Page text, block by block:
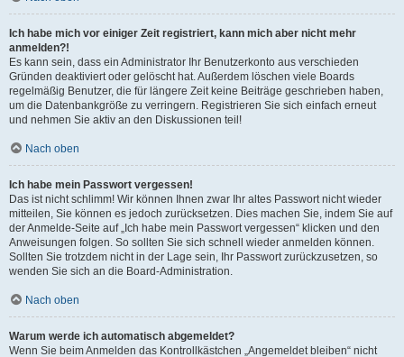
Ich habe mich vor einiger Zeit registriert, kann mich aber nicht mehr
anmelden?!
Es kann sein, dass ein Administrator Ihr Benutzerkonto aus verschieden
Gründen deaktiviert oder gelöscht hat. Außerdem löschen viele Boards
regelmäßig Benutzer, die für längere Zeit keine Beiträge geschrieben haben,
um die Datenbankgröße zu verringern. Registrieren Sie sich einfach erneut
und nehmen Sie aktiv an den Diskussionen teil!
Nach oben
Ich habe mein Passwort vergessen!
Das ist nicht schlimm! Wir können Ihnen zwar Ihr altes Passwort nicht wieder
mitteilen, Sie können es jedoch zurücksetzen. Dies machen Sie, indem Sie auf
der Anmelde-Seite auf „Ich habe mein Passwort vergessen“ klicken und den
Anweisungen folgen. So sollten Sie sich schnell wieder anmelden können.
Sollten Sie trotzdem nicht in der Lage sein, Ihr Passwort zurückzusetzen, so
wenden Sie sich an die Board-Administration.
Nach oben
Warum werde ich automatisch abgemeldet?
Wenn Sie beim Anmelden das Kontrollkästchen „Angemeldet bleiben“ nicht